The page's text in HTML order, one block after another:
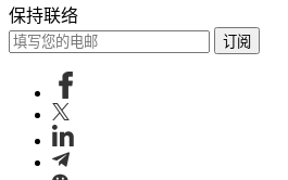
保持联络
订阅